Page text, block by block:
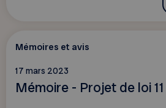
Mémoires et avis
17 mars 2023
Mémoire - Projet de loi 11